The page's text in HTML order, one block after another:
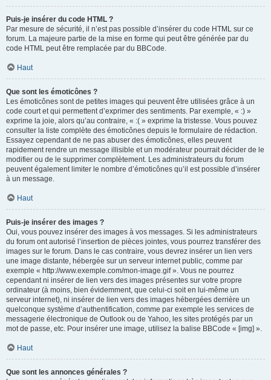
Puis-je insérer du code HTML ?
Par mesure de sécurité, il n’est pas possible d’insérer du code HTML sur ce
forum. La majeure partie de la mise en forme qui peut être générée par du
code HTML peut être remplacée par du BBCode.
Haut
Que sont les émoticônes ?
Les émoticônes sont de petites images qui peuvent être utilisées grâce à un
code court et qui permettent d’exprimer des sentiments. Par exemple, « :) »
exprime la joie, alors qu’au contraire, « :( » exprime la tristesse. Vous pouvez
consulter la liste complète des émoticônes depuis le formulaire de rédaction.
Essayez cependant de ne pas abuser des émoticônes, elles peuvent
rapidement rendre un message illisible et un modérateur pourrait décider de le
modifier ou de le supprimer complètement. Les administrateurs du forum
peuvent également limiter le nombre d’émoticônes qu’il est possible d’insérer
à un message.
Haut
Puis-je insérer des images ?
Oui, vous pouvez insérer des images à vos messages. Si les administrateurs
du forum ont autorisé l’insertion de pièces jointes, vous pourrez transférer des
images sur le forum. Dans le cas contraire, vous devrez insérer un lien vers
une image distante, hébergée sur un serveur internet public, comme par
exemple « http://www.exemple.com/mon-image.gif ». Vous ne pourrez
cependant ni insérer de lien vers des images présentes sur votre propre
ordinateur (à moins, bien évidemment, que celui-ci soit en lui-même un
serveur internet), ni insérer de lien vers des images hébergées derrière un
quelconque système d’authentification, comme par exemple les services de
messagerie électronique de Outlook ou de Yahoo, les sites protégés par un
mot de passe, etc. Pour insérer une image, utilisez la balise BBCode « [img] ».
Haut
Que sont les annonces générales ?